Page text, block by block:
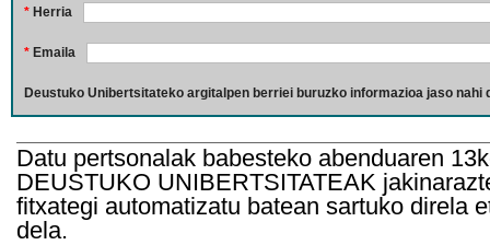
* Herria
* Emaila
Deustuko Unibertsitateko argitalpen berriei buruzko informazioa jaso nahi
Datu pertsonalak babesteko abenduaren
DEUSTUKO UNIBERTSITATEAK
fitxategi automatizatu batean sartuko direla
dela.